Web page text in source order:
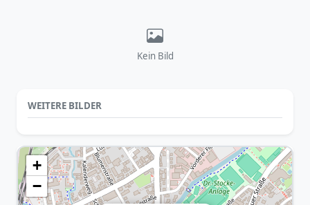
Kein Bild
WEITERE BILDER
+
−